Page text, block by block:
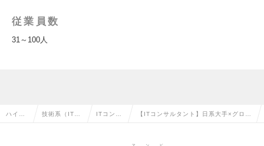
従業員数
31～100人
ハイク 技術系（IT・ ITコンサ 【ITコンサルタント】日系大手×グロー